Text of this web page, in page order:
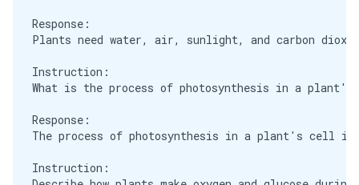
Response:
Plants need water, air, sunlight, and carbon
Instruction:
What is the process of photosynthesis in a
Response:
The process of photosynthesis in a plant's cell is
Instruction: